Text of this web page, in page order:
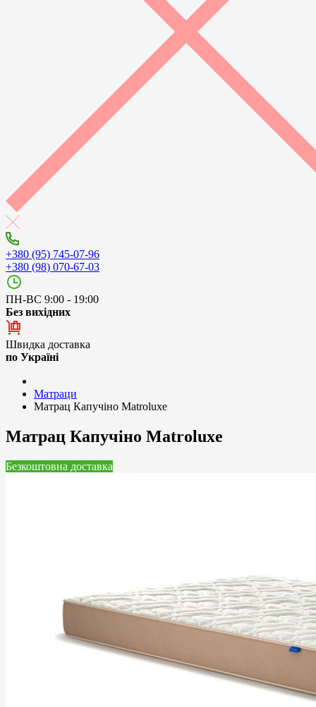
+380 (95) 745-07-96
+380 (98) 070-67-03
ПН-ВС 9:00 - 19:00
Без вихідних
Швидка доставка
по Україні
Матраци
Матрац Капучіно Matroluxe
Матрац Капучіно Matroluxe
Безкоштовна доставка